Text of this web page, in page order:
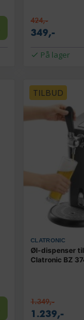
424,-
349,-
På lager
TILBUD
CLATRONIC
Øl-dispenser
Clatronic BZ
1.349,-
1.239,-